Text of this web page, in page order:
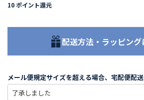
10 ポイント還元
配送方法・ラッピング
メール便規定サイズを超える場合、宅配便配送